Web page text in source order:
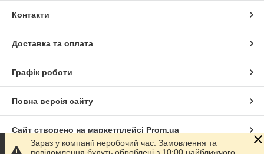
Контакти
Доставка та оплата
Графік роботи
Повна версія сайту
Сайт створено на маркетплейсі Prom.ua
Зараз у компанії неробочий час. Замовлення та